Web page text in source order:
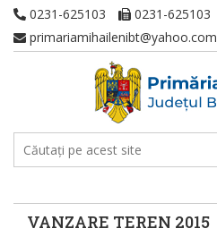
0231-625103
0231-625103
primariamihailenibt@yahoo.com
VANZARE TEREN 2015